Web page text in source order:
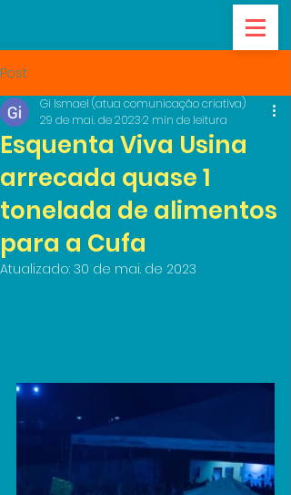
Post
Esquenta Viva Usina
arrecada quase 1
tonelada de alimentos
para a Cufa
Gi Ismael (atua comunicação criativa)
29 de mai. de 20232 min de leitura
Atualizado: 30 de mai. de 2023